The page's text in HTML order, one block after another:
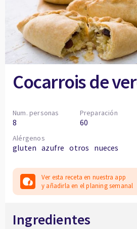
Cocarrois de
Num. personas
8
Preparación
60
Alérgenos
gluten azufre otros nueces
Ver esta receta en nuestra app
y añadirla en el planing semanal
Ingredientes